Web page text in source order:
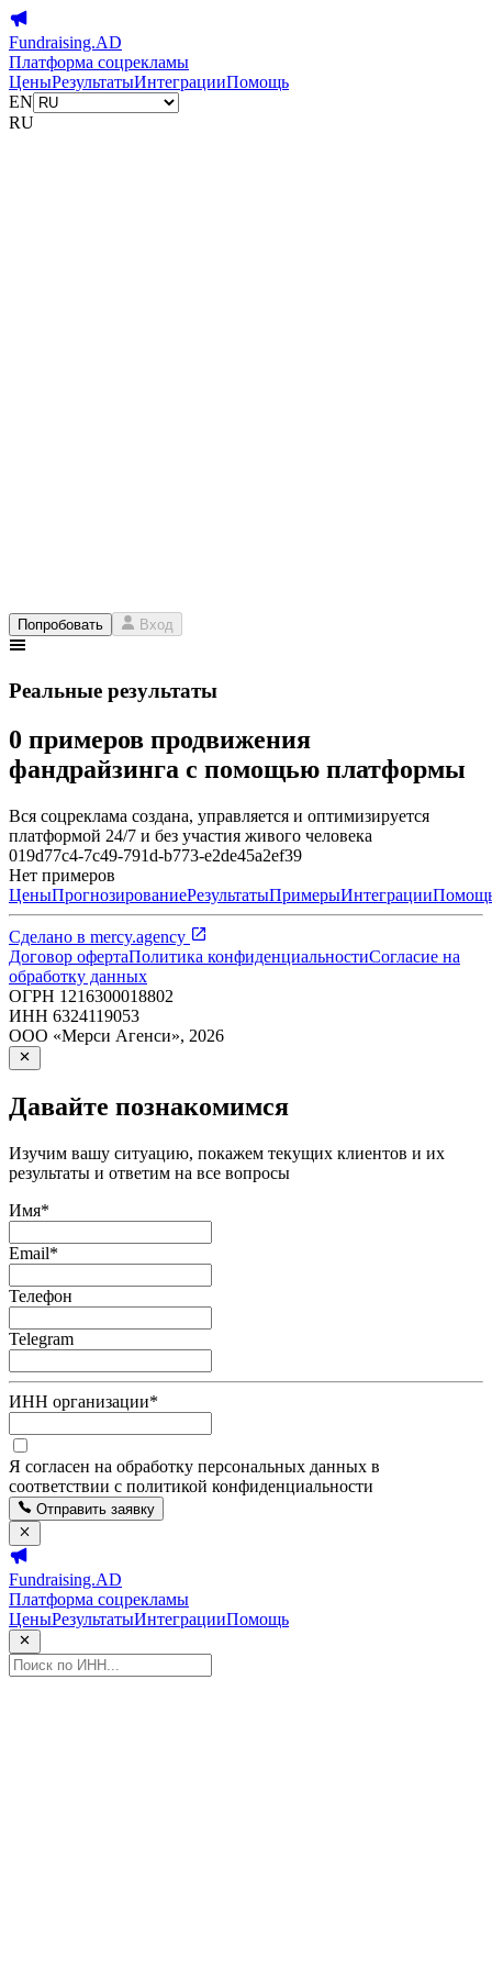
Fundraising.AD
Платформа соцрекламы
ЦеныРезультатыИнтеграцииПомощь
EN
RU
Попробовать Вход
Реальные результаты
0 примеров продвижения
фандрайзинга с помощью платформы
Вся соцреклама создана, управляется и оптимизируется
платформой 24/7 и без участия живого человека
019d77c4-7c49-791d-b773-e2de45a2ef39
Нет примеров
ЦеныПрогнозированиеРезультатыПримерыИнтеграции
Сделано в mercy.agency
Договор офертаПолитика конфиденциальностиСогласие на
обработку данных
ОГРН 1216300018802
ИНН 6324119053
ООО «Мерси Агенси», 2026
Давайте познакомимся
Изучим вашу ситуацию, покажем текущих клиентов и их
результаты и ответим на все вопросы
Имя*
Email*
Телефон
Telegram
ИНН организации*
Я согласен на обработку персональных данных в
соответствии с политикой конфиденциальности
Отправить заявку
Fundraising.AD
Платформа соцрекламы
ЦеныРезультатыИнтеграцииПомощь